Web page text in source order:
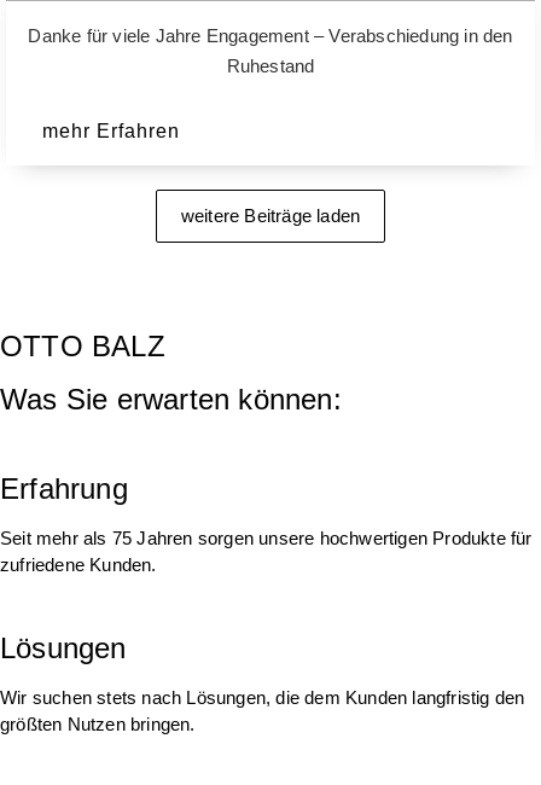
Danke für viele Jahre Engagement – Verabschiedung in den
Ruhestand
mehr Erfahren
weitere Beiträge laden
OTTO BALZ
Was Sie erwarten können:
Erfahrung
Seit mehr als 75 Jahren sorgen unsere hochwertigen Produkte für
zufriedene Kunden.
Lösungen
Wir suchen stets nach Lösungen, die dem Kunden langfristig den
größten Nutzen bringen.